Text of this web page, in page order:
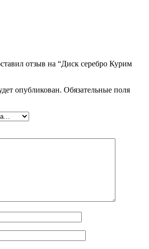
отзыв на “Диск серебро Курим
опубликован. Обязательные поля